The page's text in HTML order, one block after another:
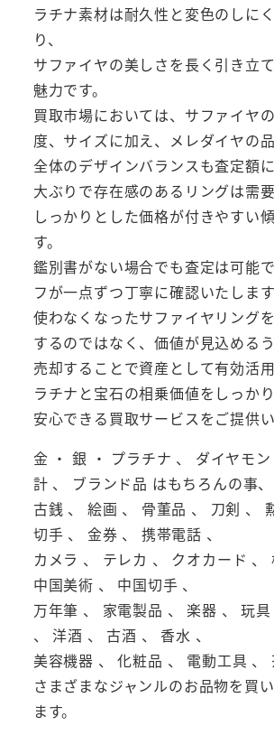
ラチナ素材は耐久性と変色のしに
り、
サファイヤの美しさを長く引き立
魅力です。
買取市場においては、サファイヤ
度、サイズに加え、メレダイヤの
全体のデザインバランスも査定額に
大ぶりで存在感のあるリングは需要
しっかりとした価格が付きやすい
す。
鑑別書がない場合でも査定は可能
フが一点ずつ丁寧に確認いたします
使わなくなったサファイヤリング
するのではなく、価値が見込める
売却することで資産として有効活
ラチナと宝石の相乗価値をしっかり
安心できる買取サービスをご提供い
金 ・ 銀 ・ プラチナ 、 ダイヤモ
計 、 ブランド品 はもちろんの事、
古銭 、 絵画 、 骨董品 、 刀剣 、
切手 、 金券 、 携帯電話 、
カメラ 、 テレカ 、 クオカード 、
中国美術 、 中国切手 、
万年筆 、 家電製品 、 楽器 、 玩
、 洋酒 、 古酒 、 香水 、
美容機器 、 化粧品 、 電動工具 、
さまざまなジャンルのお品物を買
ます。